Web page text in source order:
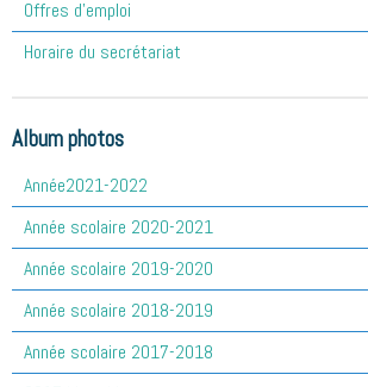
Offres d'emploi
Horaire du secrétariat
Album photos
Année2021-2022
Année scolaire 2020-2021
Année scolaire 2019-2020
Année scolaire 2018-2019
Année scolaire 2017-2018